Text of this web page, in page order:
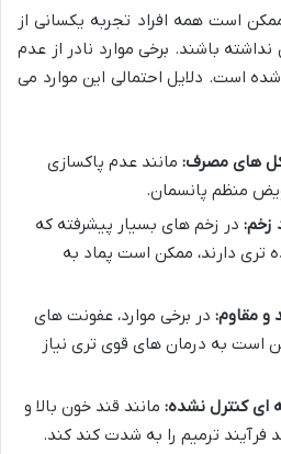
است همه افراد تجربه یکسانی از
نداشته باشند. برخی موارد نادر از عدم
است. دلایل احتمالی این موارد می
های مصرف: مانند عدم پاکسازی
منظم پانسمان.
زخم: در زخم های بسیار پیشرفته که
تری دارند، ممکن است پماد به
مقاوم: در برخی موارد، عفونت های
است به درمان های قوی تری نیاز
ای کنترل نشده: مانند قند خون بالا و
فرآیند ترمیم را به شدت کند کند.